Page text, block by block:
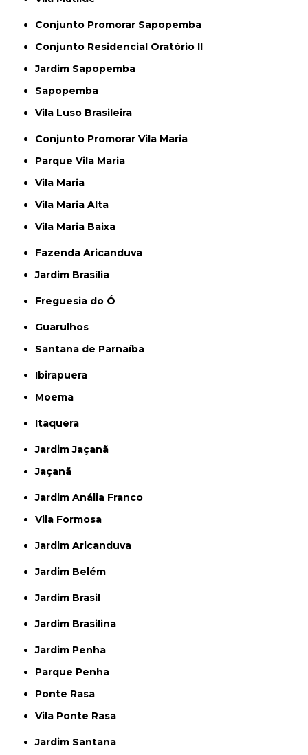
Conjunto Promorar Sapopemba
Conjunto Residencial Oratório II
Jardim Sapopemba
Sapopemba
Vila Luso Brasileira
Conjunto Promorar Vila Maria
Parque Vila Maria
Vila Maria
Vila Maria Alta
Vila Maria Baixa
Fazenda Aricanduva
Jardim Brasília
Freguesia do Ó
Guarulhos
Santana de Parnaíba
Ibirapuera
Moema
Itaquera
Jardim Jaçanã
Jaçanã
Jardim Anália Franco
Vila Formosa
Jardim Aricanduva
Jardim Belém
Jardim Brasil
Jardim Brasilina
Jardim Penha
Parque Penha
Ponte Rasa
Vila Ponte Rasa
Jardim Santana